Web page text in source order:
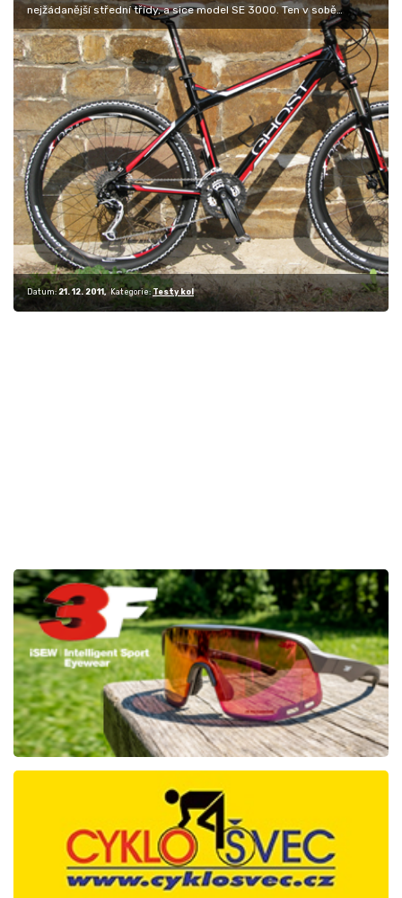
nejžádanější střední třídy, a sice model SE 3000. Ten v sobě
spojuje příznivou…
Datum: 21. 12. 2011 Kategorie: Testy kol